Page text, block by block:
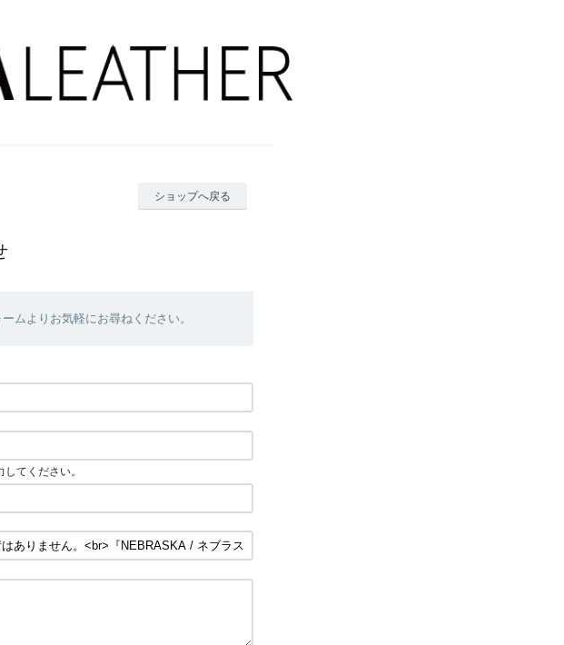
ショップへ戻る
ムよりお気軽にお尋ねください。
てください。